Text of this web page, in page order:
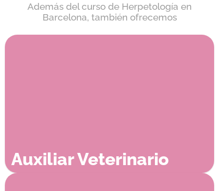
Además del curso de Herpetología en
Barcelona, también ofrecemos
Auxiliar Veterinario